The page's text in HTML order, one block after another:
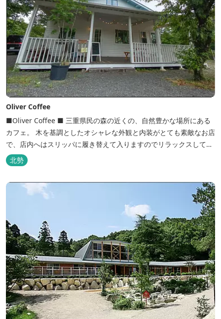
Oliver Coffee
■Oliver Coffee ■ 三重県民の森の近くの、自然豊かな場所にある
カフェ。 木を基調としたオシャレな外観と内装がとても素敵なお店
で、店内へはスリッパに履き替えて入りますのでリラックスして食
事を楽しめます。 席は店内にテーブル席や円卓、外のテラス席など
があり、お子様連れでも入りやすく居心地がいいカフェです。 森の
静かな雰囲気の中で、ゆっくり過ごすことができます。
北勢